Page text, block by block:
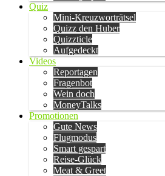
Quiz
Mini-Kreuzworträtsel
Quizz den Huber
Quizzticle
Aufgedeckt
Videos
Reportagen
Fragenbot
Wein doch
MoneyTalks
Promotionen
Gute News
Flugmodus
Smart gespart
Reise-Glück
Meat & Greet